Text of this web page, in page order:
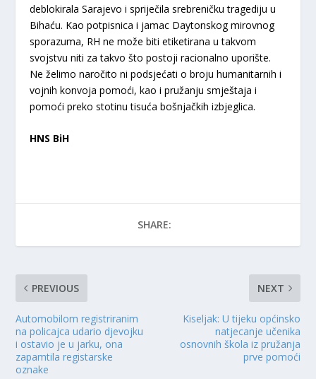
deblokirala Sarajevo i spriječila srebreničku tragediju u
Bihaću. Kao potpisnica i jamac Daytonskog mirovnog
sporazuma, RH ne može biti etiketirana u takvom
svojstvu niti za takvo što postoji racionalno uporište.
Ne želimo naročito ni podsjećati o broju humanitarnih i
vojnih konvoja pomoći, kao i pružanju smještaja i
pomoći preko stotinu tisuća bošnjačkih izbjeglica.
HNS BiH
SHARE:
PREVIOUS
Automobilom registriranim
na policajca udario djevojku
i ostavio je u jarku, ona
zapamtila registarske
oznake
NEXT
Kiseljak: U tijeku općinsko
natjecanje učenika
osnovnih škola iz pružanja
prve pomoći